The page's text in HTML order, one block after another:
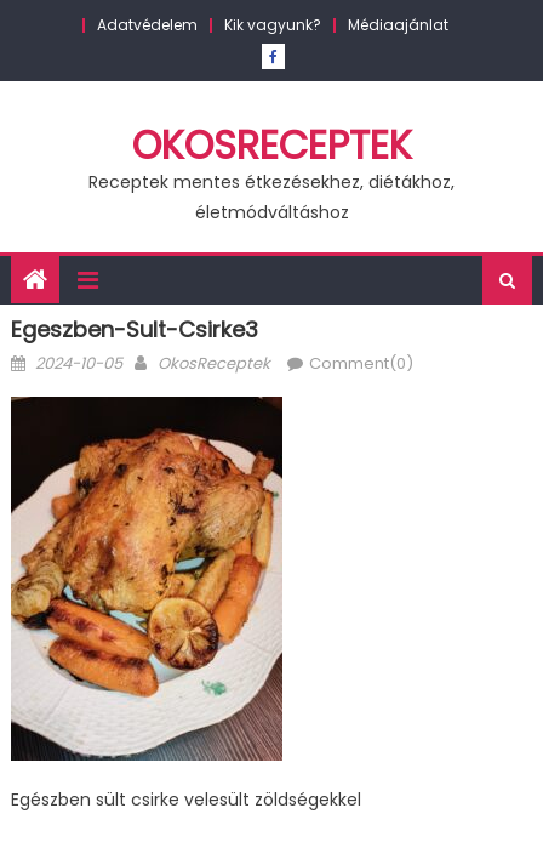
Adatvédelem Kik vagyunk? Médiaajánlat
OKOSRECEPTEK
Receptek mentes étkezésekhez, diétákhoz,
életmódváltáshoz
Egeszben-Sult-Csirke3
Posted
2024-10-05 Author
OkosReceptek Comment(0)
Egészben sült csirke velesült zöldségekkel